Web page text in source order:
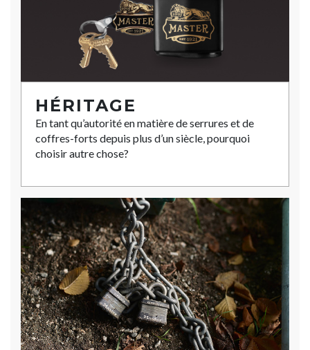
HÉRITAGE
En tant qu’autorité en matière de serrures et de
coffres-forts depuis plus d’un siècle, pourquoi
choisir autre chose?